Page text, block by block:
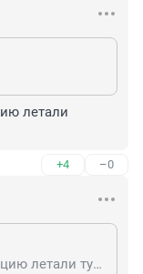
летали
+4 –0
Гость, не тушил никто. Зато в Турцию летали тушить. А свое - само растает.